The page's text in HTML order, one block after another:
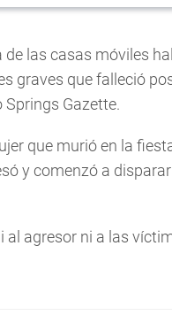
las casas móviles
graves que falleció
Gazette.
que murió en la
y comenzó a
agresor ni a las